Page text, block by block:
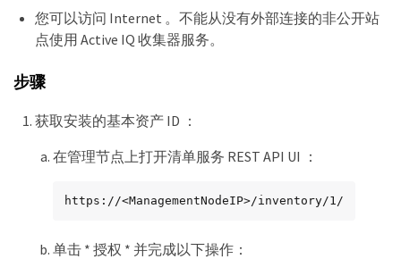
您可以访问 Internet 。不能从没有外部连接的非公开站
点使用 Active IQ 收集器服务。
步骤
获取安装的基本资产 ID ：
在管理节点上打开清单服务 REST API UI ：
https://<ManagementNodeIP>/inventory/1/
单击 * 授权 * 并完成以下操作：